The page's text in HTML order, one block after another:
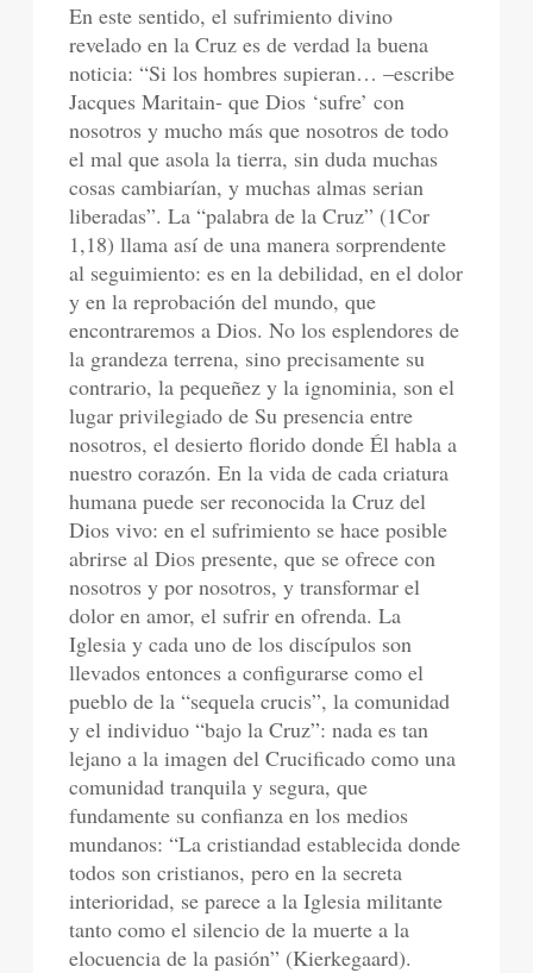
En este sentido, el sufrimiento divino
revelado en la Cruz es de verdad la buena
noticia: “Si los hombres supieran… –escribe
Jacques Maritain- que Dios ‘sufre’ con
nosotros y mucho más que nosotros de todo
el mal que asola la tierra, sin duda muchas
cosas cambiarían, y muchas almas serian
liberadas”. La “palabra de la Cruz” (1Cor
1,18) llama así de una manera sorprendente
al seguimiento: es en la debilidad, en el dolor
y en la reprobación del mundo, que
encontraremos a Dios. No los esplendores de
la grandeza terrena, sino precisamente su
contrario, la pequeñez y la ignominia, son el
lugar privilegiado de Su presencia entre
nosotros, el desierto florido donde Él habla a
nuestro corazón. En la vida de cada criatura
humana puede ser reconocida la Cruz del
Dios vivo: en el sufrimiento se hace posible
abrirse al Dios presente, que se ofrece con
nosotros y por nosotros, y transformar el
dolor en amor, el sufrir en ofrenda. La
Iglesia y cada uno de los discípulos son
llevados entonces a configurarse como el
pueblo de la “sequela crucis”, la comunidad
y el individuo “bajo la Cruz”: nada es tan
lejano a la imagen del Crucificado como una
comunidad tranquila y segura, que
fundamente su confianza en los medios
mundanos: “La cristiandad establecida donde
todos son cristianos, pero en la secreta
interioridad, se parece a la Iglesia militante
tanto como el silencio de la muerte a la
elocuencia de la pasión” (Kierkegaard).